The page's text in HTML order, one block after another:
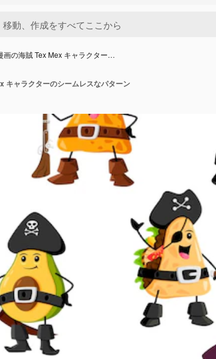
画の海賊 Tex Mex キャラクター…
キャラクターのシームレスなパターン